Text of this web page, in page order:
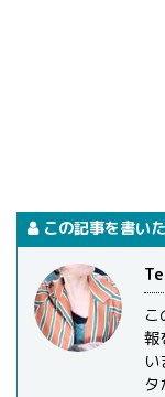
この記事を書い
報
タ